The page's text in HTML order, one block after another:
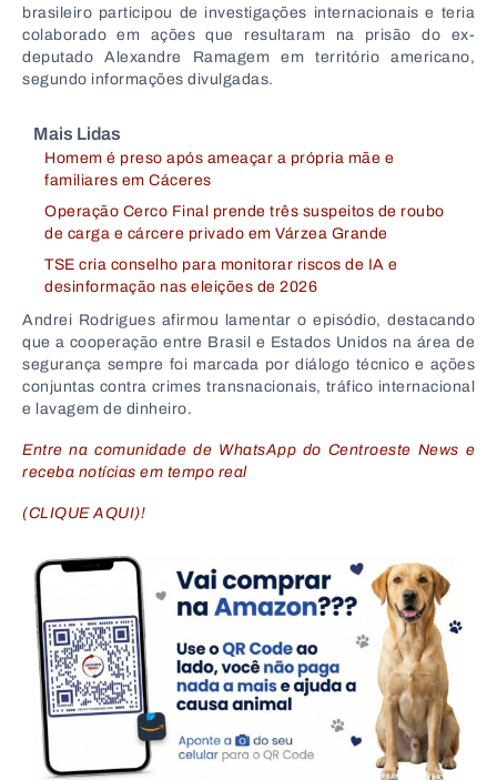
brasileiro participou de investigações internacionais e teria
colaborado em ações que resultaram na prisão do ex-
deputado Alexandre Ramagem em território americano,
segundo informações divulgadas.
Mais Lidas
Homem é preso após ameaçar a própria mãe e
familiares em Cáceres
Operação Cerco Final prende três suspeitos de roubo
de carga e cárcere privado em Várzea Grande
TSE cria conselho para monitorar riscos de IA e
desinformação nas eleições de 2026
Andrei Rodrigues afirmou lamentar o episódio, destacando
que a cooperação entre Brasil e Estados Unidos na área de
segurança sempre foi marcada por diálogo técnico e ações
conjuntas contra crimes transnacionais, tráfico internacional
e lavagem de dinheiro.
Entre na comunidade de WhatsApp do Centroeste News e
receba notícias em tempo real
(CLIQUE AQUI)!